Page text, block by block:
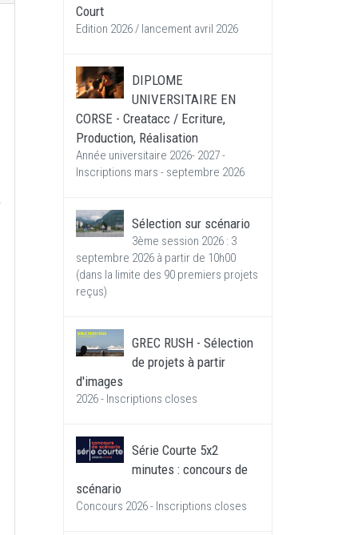
Court
Edition 2026 / lancement avril 2026
DIPLOME
UNIVERSITAIRE EN
CORSE - Creatacc / Ecriture,
Production, Réalisation
Année universitaire 2026- 2027 -
Inscriptions mars - septembre 2026
Sélection sur scénario
3ème session 2026 : 3
septembre 2026 à partir de 10h00
(dans la limite des 90 premiers projets
reçus)
GREC RUSH - Sélection
de projets à partir
d'images
2026 - Inscriptions closes
Série Courte 5x2
minutes : concours de
scénario
Concours 2026 - Inscriptions closes